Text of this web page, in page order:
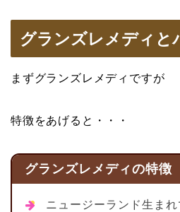
グランズレメディと
まずグランズレメディですが
特徴をあげると・・・
グランズレメディの特徴
ニュージーランド生ま